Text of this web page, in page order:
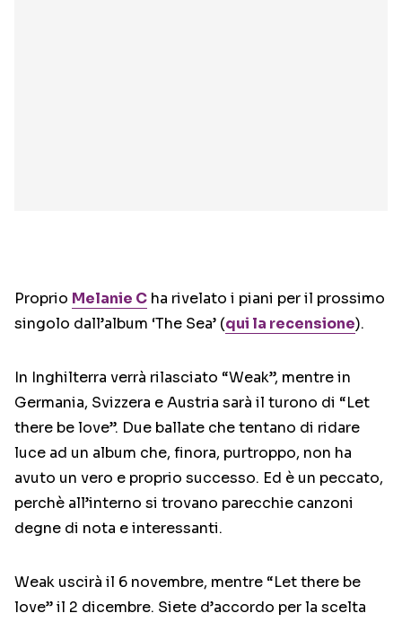
Proprio Melanie C ha rivelato i piani per il prossimo
singolo dall’album ‘The Sea’ (qui la recensione).
In Inghilterra verrà rilasciato “Weak”, mentre in
Germania, Svizzera e Austria sarà il turono di “Let
there be love”. Due ballate che tentano di ridare
luce ad un album che, finora, purtroppo, non ha
avuto un vero e proprio successo. Ed è un peccato,
perchè all’interno si trovano parecchie canzoni
degne di nota e interessanti.
Weak uscirà il 6 novembre, mentre “Let there be
love” il 2 dicembre. Siete d’accordo per la scelta